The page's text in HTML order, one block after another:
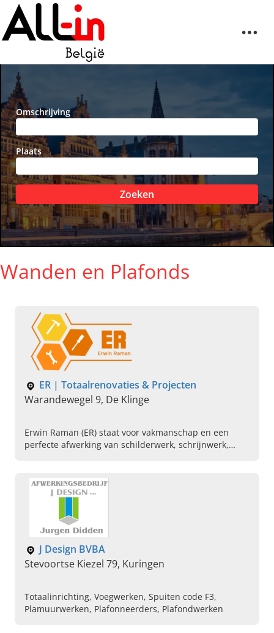
Omschrijving
Plaats
Zoeken
Wanden en Plafonds
ER | Totaalrenovaties & Projecten
Warandewegel 9, De Klinge
Erwin Raman (ER) staat voor vakmanschap en een
perfecte afwerking van schilderwerk, schrijnwerk,
J Design BVBA
Stevoortse Kiezel 79, Kuringen
Totaalinrichting, Voegwerken, Spuiten code F3,
Plamuurwerken, Plafonneerders, Plafondwerken